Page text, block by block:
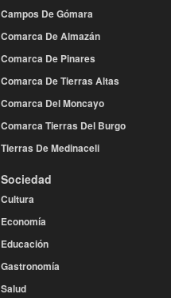
Campos De Gómara
Comarca De Almazán
Comarca De Pinares
Comarca De Tierras Altas
Comarca Del Moncayo
Comarca Tierras Del Burgo
Tierras De Medinaceli
Sociedad
Cultura
Economía
Educación
Gastronomía
Salud